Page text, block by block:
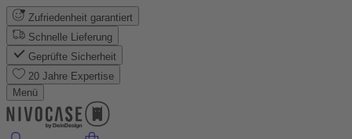
Zufriedenheit garantiert
Schnelle Lieferung
Geprüfte Sicherheit
20 Jahre Expertise
Menü